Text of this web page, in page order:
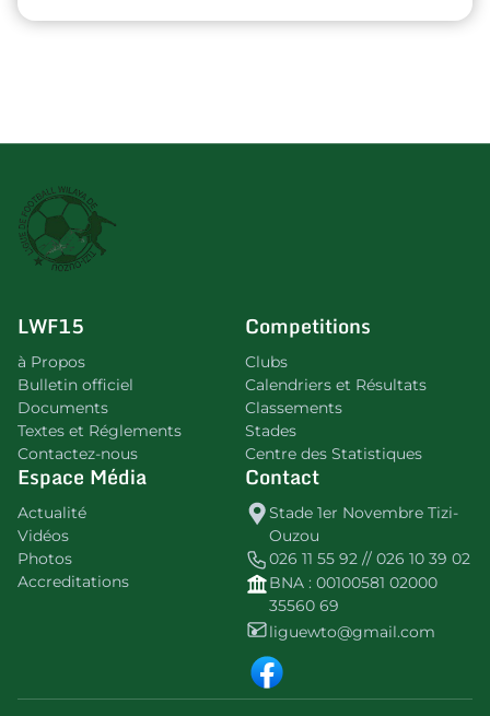
LWF15
à Propos
Bulletin officiel
Documents
Textes et Réglements
Contactez-nous
Competitions
Clubs
Calendriers et Résultats
Classements
Stades
Centre des Statistiques
Espace Média
Actualité
Vidéos
Photos
Accreditations
Contact
Stade 1er Novembre Tizi-
Ouzou
026 11 55 92 // 026 10 39 02
BNA : 00100581 02000
35560 69
liguewto@gmail.com